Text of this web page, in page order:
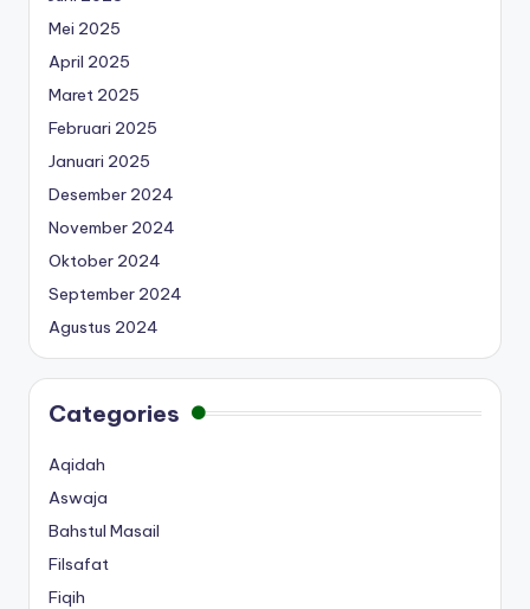
Mei 2025
April 2025
Maret 2025
Februari 2025
Januari 2025
Desember 2024
November 2024
Oktober 2024
September 2024
Agustus 2024
Categories
Aqidah
Aswaja
Bahstul Masail
Filsafat
Fiqih